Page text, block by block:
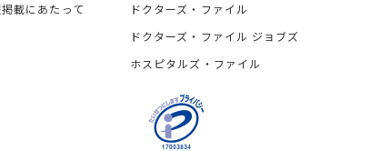
載にあたって
ドクターズ・ファイル
ドクターズ・ファイル ジョブズ
ホスピタルズ・ファイル